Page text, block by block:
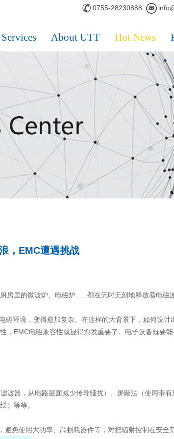
0755-28230888
About UTT Hot News
，EMC遭遇挑战
里的微波炉、电磁炉......都在无时无刻地释放着电磁波
环境，变得愈加复杂。在这样的大背景下，如何设
EMC电磁兼容性就显得愈发重要了。电子设备既要
器，从电路层面减少传导骚扰）、屏蔽法（使用带
）等等。
免使用大功率、高损耗器件等，对把辐射控制在安全